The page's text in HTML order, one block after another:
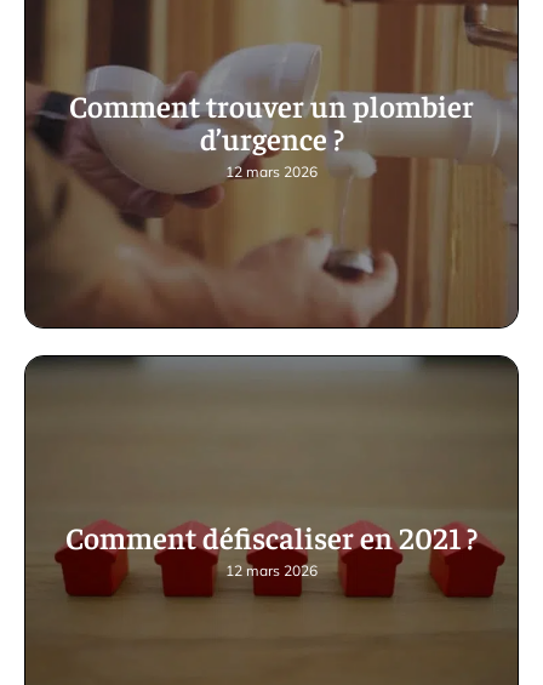
Comment trouver un plombier
d’urgence ?
12 mars 2026
Comment défiscaliser en 2021 ?
12 mars 2026